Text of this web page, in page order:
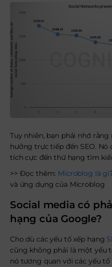
Tuy nhiên, bạn phải nhớ
hưởng trực tiếp đến SEO.
tích cực đến thứ hạng tìm
>> Đọc thêm: Microblog là gì
và ứng dụng của Microblog
Social media có
hạng của Google?
Cho dù các yếu tố xếp hạng
cũng không phải là một yếu
nó tương quan với các yếu